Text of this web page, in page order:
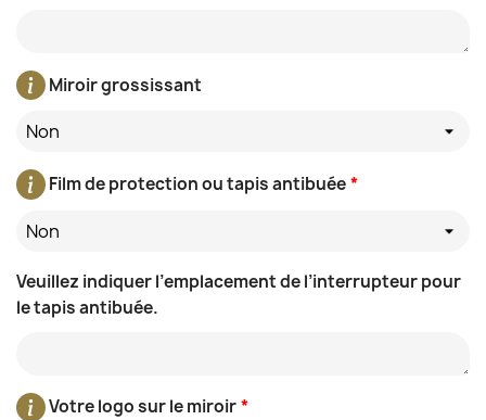
Miroir grossissant
Non
*
Film de protection ou tapis antibuée
Non
Veuillez indiquer l’emplacement de l’interrupteur pour
le tapis antibuée.
*
Votre logo sur le miroir